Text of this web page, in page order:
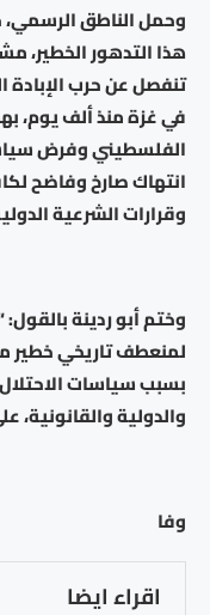
وحمل الناطق الرسمي،
هذا التدهور الخطير،
تنفصل عن حرب الإبادة
في غزة منذ ألف يوم،
الفلسطيني وفرض
انتهاك صارخ وفاضح
وقرارات الشرعية
وختم أبو ردينة
لمنعطف تاريخي خطير
بسبب سياسات الاحتلال
والدولية والقانونية،
وفا
اقراء ايضا